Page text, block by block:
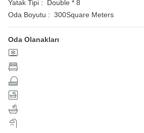
Yatak Tipi :
Double * 8
Oda Boyutu : 300Square Meters
Oda Olanakları